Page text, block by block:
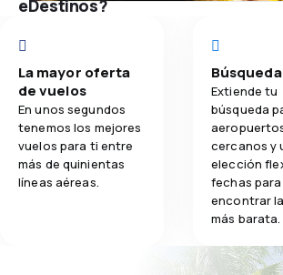
eDestinos?
La mayor oferta
de vuelos
En unos segundos
tenemos los mejores
vuelos para ti entre
más de quinientas
líneas aéreas.
Extiende tu
búsqueda
cercanos y
elección
fechas para
encontrar
más barata.